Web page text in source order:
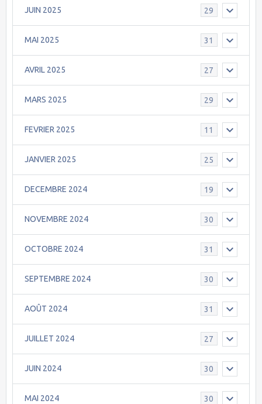
JUIN 2025 29
MAI 2025 31
AVRIL 2025 27
MARS 2025 29
FEVRIER 2025 11
JANVIER 2025 25
DECEMBRE 2024 19
NOVEMBRE 2024 30
OCTOBRE 2024 31
SEPTEMBRE 2024 30
AOÛT 2024 31
JUILLET 2024 27
JUIN 2024 30
MAI 2024 30